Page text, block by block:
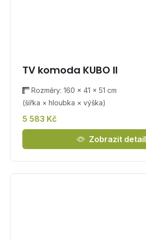
TV komoda KUBO II
Rozměry: 160 × 41 × 51 cm
(šířka × hloubka × výška)
5 583 Kč
Zobrazit detail